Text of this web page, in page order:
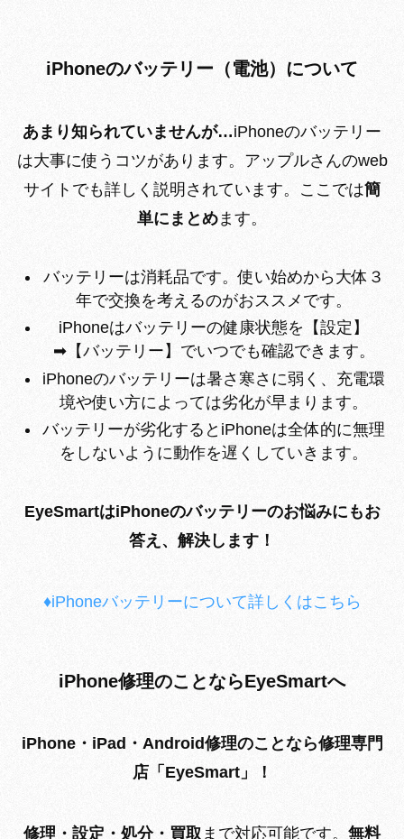
iPhoneのバッテリー（電池）について
あまり知られていませんが…iPhoneのバッテリー
は大事に使うコツがあります。アップルさんのweb
サイトでも詳しく説明されています。ここでは簡
単にまとめ ます。
バッテリーは消耗品です。使い始めから大体３
年で交換を考えるのがおススメです。
iPhoneはバッテリーの健康状態を【設定】
➡【バッテリー】でいつでも確認できます。
iPhoneのバッテリーは暑さ寒さに弱く、充電環
境や使い方によっては劣化が早まります。
バッテリーが劣化するとiPhoneは全体的に無理
をしないように動作を遅くしていきます。
EyeSmartはiPhoneのバッテリーのお悩みにもお
答え、解決します！
♦iPhoneバッテリーについて詳しくはこちら
iPhone修理のことならEyeSmartへ
iPhone・iPad・Android修理のことなら修理専門
店「EyeSmart」！
修理・設定・処分・買取 まで対応可能です。 無料